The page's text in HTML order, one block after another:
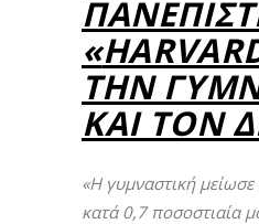
«
ΤΗΝ
ΚΑΙ ΤΟΝ
«Η γυμναστική μείωσε
κατά 0,7 ποσοστιαία